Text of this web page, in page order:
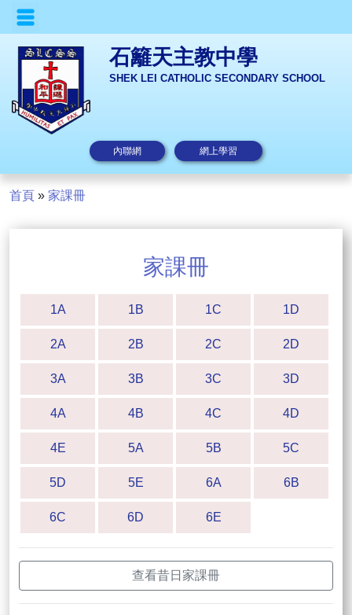
石籬天主教中學
SHEK LEI CATHOLIC SECONDARY SCHOOL
內聯網 網上學習
首頁 » 家課冊
家課冊
1A 1B 1C 1D
2A 2B 2C 2D
3A 3B 3C 3D
4A 4B 4C 4D
4E 5A 5B 5C
5D 5E 6A 6B
6C 6D 6E
查看昔日家課冊